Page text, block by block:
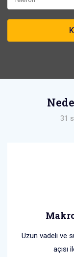
31
Uzun vadeli ve
açısı